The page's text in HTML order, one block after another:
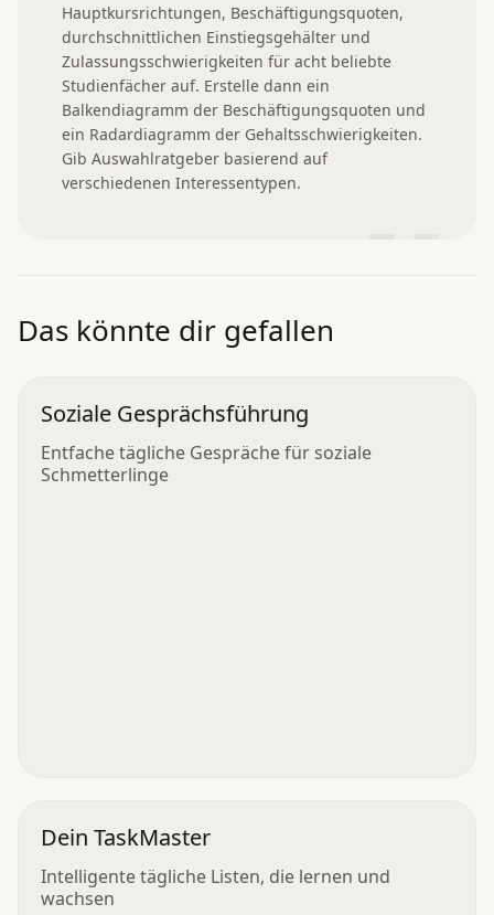
Hauptkursrichtungen, Beschäftigungsquoten,
durchschnittlichen Einstiegsgehälter und
Zulassungsschwierigkeiten für acht beliebte
Studienfächer auf. Erstelle dann ein
Balkendiagramm der Beschäftigungsquoten und
ein Radardiagramm der Gehaltsschwierigkeiten.
Gib Auswahlratgeber basierend auf
verschiedenen Interessentypen.
Das könnte dir gefallen
Soziale Gesprächsführung
Entfache tägliche Gespräche für soziale
Schmetterlinge
Dein TaskMaster
Intelligente tägliche Listen, die lernen und
wachsen